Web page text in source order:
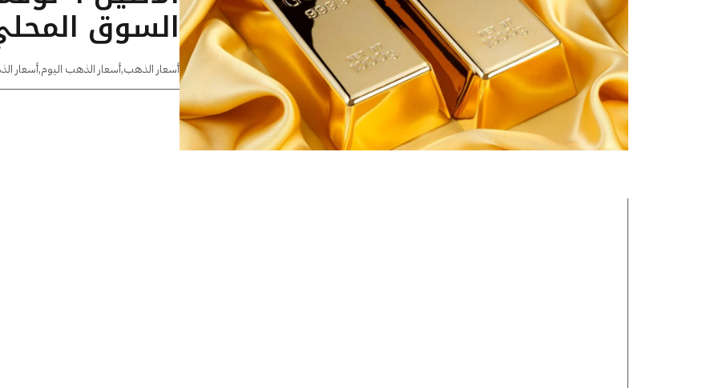
السوق
أسعار الذهب,أسعار الذهب اليوم,أسعار